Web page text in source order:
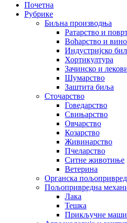
Почетна
Рубрике
Биљна производња
Ратарство и
Воћарство и
Индустријско
Хортикултура
Зачинско и
Шумарство
Заштита биља
Сточарство
Говедарство
Свињарство
Овчарство
Козарство
Живинарство
Пчеларство
Ситне животиње
Ветерина
Органска
Пољопривредна
Лака
Тешка
Прикључне